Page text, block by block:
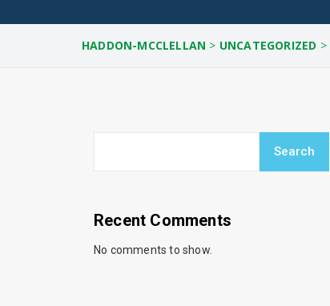
HADDON-MCCLELLAN > UNCATEGORIZED >
Search
Recent Comments
No comments to show.